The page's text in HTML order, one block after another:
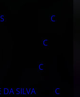
SCHONS C
C
C
DA SILVA C